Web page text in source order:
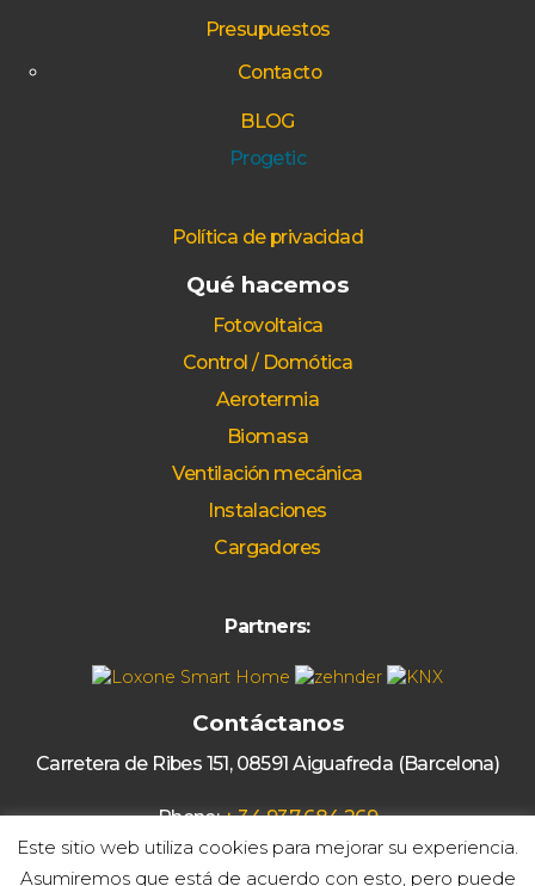
Presupuestos
Contacto
BLOG
Progetic
Política de privacidad
Qué hacemos
Fotovoltaica
Control / Domótica
Aerotermia
Biomasa
Ventilación mecánica
Instalaciones
Cargadores
Partners:
Contáctanos
Carretera de Ribes 151, 08591 Aiguafreda (Barcelona)
Phone:+ 34 937 684 269
Email: solgetic@solgetic.com
Este sitio web utiliza cookies para mejorar su experiencia.
Asumiremos que está de acuerdo con esto, pero puede